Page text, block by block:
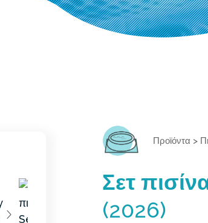
Προϊόντα >
Σετ
(2026)